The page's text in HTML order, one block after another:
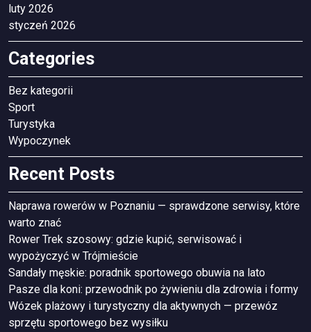
luty 2026
styczeń 2026
Categories
Bez kategorii
Sport
Turystyka
Wypoczynek
Recent Posts
Naprawa rowerów w Poznaniu — sprawdzone serwisy, które
warto znać
Rower Trek szosowy: gdzie kupić, serwisować i
wypożyczyć w Trójmieście
Sandały męskie: poradnik sportowego obuwia na lato
Pasze dla koni: przewodnik po żywieniu dla zdrowia i formy
Wózek plażowy i turystyczny dla aktywnych — przewóz
sprzętu sportowego bez wysiłku